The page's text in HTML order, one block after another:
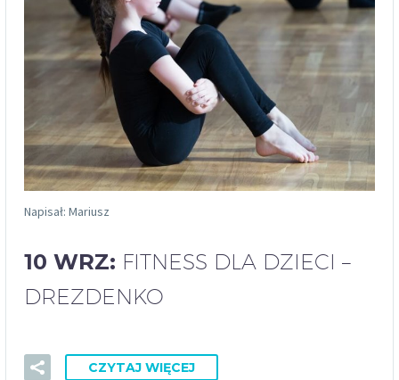
Napisał: Mariusz
10 WRZ: FITNESS DLA DZIECI –
DREZDENKO
CZYTAJ WIĘCEJ